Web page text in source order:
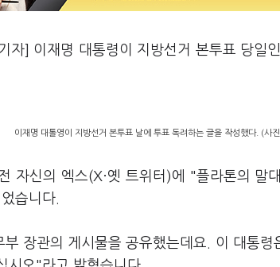
자] 이재명 대통령이 지방선거 본투표 당일
이재명 대톨영이 지방선거 본투표 날에 투표 독려하는 글을 작성했다. (사
자신의 엑스(X·옛 트위터)에 "플라톤의 말
습니다.
장관의 게시물을 공유했는데요. 이 대통